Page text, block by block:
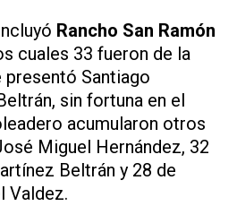
Rancho San Ramón
cuales 33 fueron de la
Santiago
sin fortuna en el
acumularon otros
Miguel Hernández, 32
Beltrán y 28 de
Valdez.